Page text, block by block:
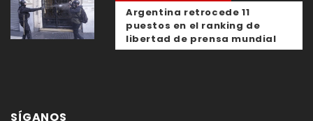
Argentina retrocede 11
puestos en el ranking de
libertad de prensa mundial
SÍGANOS